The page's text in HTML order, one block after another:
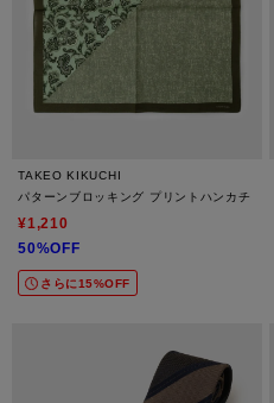
TAKEO KIKUCHI
パターンブロッキング プリントハンカチ
¥1,210
50%OFF
さらに15%OFF